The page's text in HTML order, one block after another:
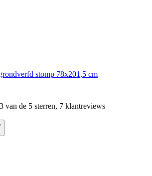
stomp 78x201,5 cm
van de 5 sterren, 7 klantreviews